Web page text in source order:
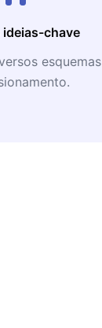
ideias-chave